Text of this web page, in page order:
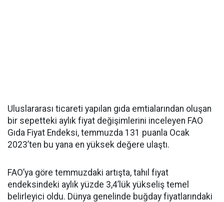
Uluslararası ticareti yapılan gıda emtialarından oluşan
bir sepetteki aylık fiyat değişimlerini inceleyen FAO
Gıda Fiyat Endeksi, temmuzda 131 puanla Ocak
2023’ten bu yana en yüksek değere ulaştı.
FAO’ya göre temmuzdaki artışta, tahıl fiyat
endeksindeki aylık yüzde 3,4’lük yükseliş temel
belirleyici oldu. Dünya genelinde buğday fiyatlarındaki